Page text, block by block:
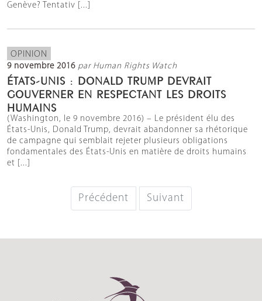
Genève? Tentativ [...]
OPINION
9 novembre 2016 par Human Rights Watch
ÉTATS-UNIS : DONALD TRUMP DEVRAIT
GOUVERNER EN RESPECTANT LES DROITS
HUMAINS
(Washington, le 9 novembre 2016) – Le président élu des
États-Unis, Donald Trump, devrait abandonner sa rhétorique
de campagne qui semblait rejeter plusieurs obligations
fondamentales des États-Unis en matière de droits humains
et [...]
Précédent Suivant